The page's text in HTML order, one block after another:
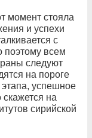
момент стояла
и успехи
с
всем
следуют
на пороге
этапа, успешное
на
сирийской